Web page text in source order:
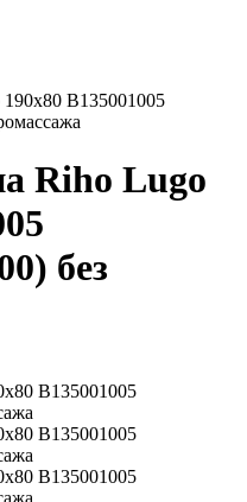
B135001005
Riho Lugo
без